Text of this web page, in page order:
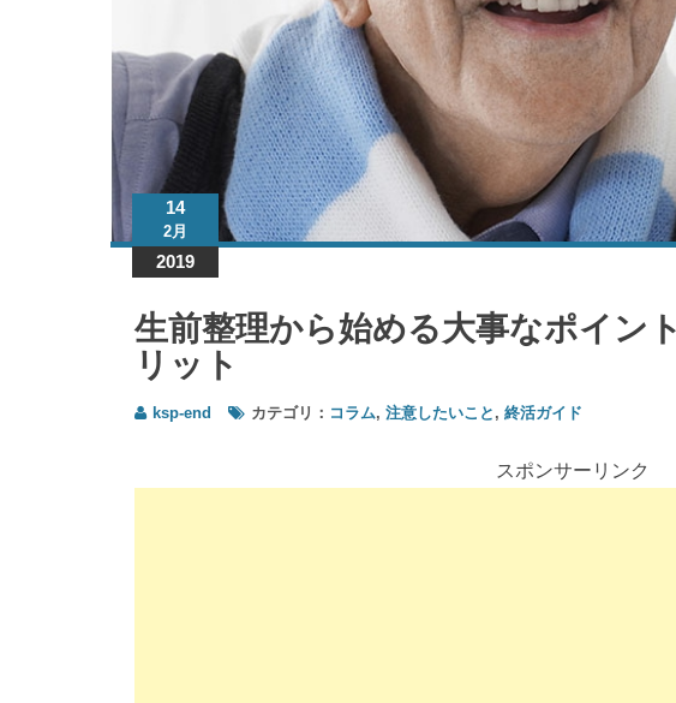
14
2月
2019
生前整理から始める大事なポイン
リット
ksp-end カテゴリ： コラム, 注意したいこと , 終活ガイド
スポンサーリンク